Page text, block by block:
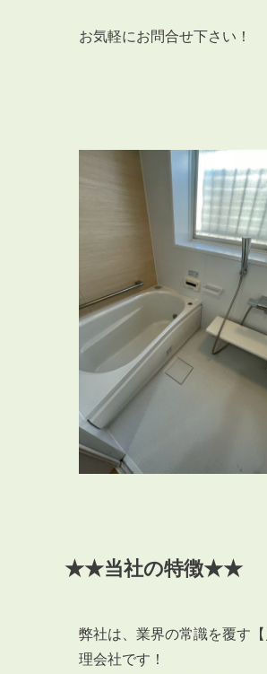
03-6262-
【受付時間】10:00~19:00（定
お気軽にお問合せ下さい！
★★当社の特徴★★
弊社は、業界の常識を覆す
理会社です！